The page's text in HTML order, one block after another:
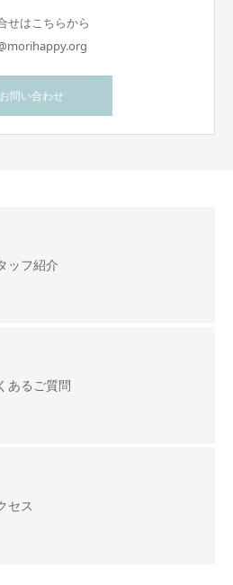
せはこちらから
お問い合わせ
ッフ紹介
あるご質問
セス